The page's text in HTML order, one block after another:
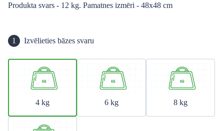
Produkta svars - 12 kg. Pamatnes izmēri - 48x48 cm
1 Izvēlieties bāzes svaru
4 kg 6 kg 8 kg